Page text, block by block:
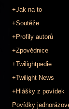
+Jak na to
+Soutěže
+Profily autorů
+Zpovědnice
+Twilightpedie
+Twilight News
+Hlášky z povídek
Povídky